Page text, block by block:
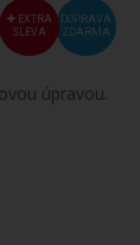
DOPRAVA
ZDARMA
EXTRA
SLEVA
úpravou.